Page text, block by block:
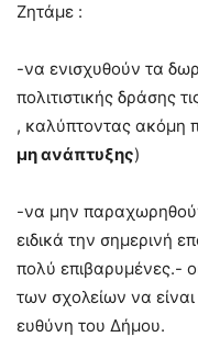
Ζητάμε :
-να ενισχυθούν τα
πολιτιστικής δράσης
, καλύπτοντας ακόμη
μη ανάπτυξης)
-να μην
ειδικά την σημερινή
πολύ επιβαρυμένες.-
των σχολείων να είναι
ευθύνη του Δήμου.